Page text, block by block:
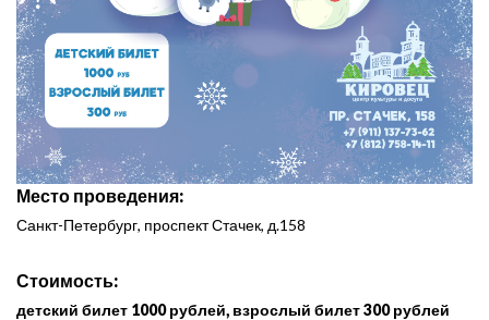
Место проведения:
Санкт-Петербург, проспект Стачек, д.158
Стоимость:
детский билет 1000 рублей, взрослый билет 300 рублей